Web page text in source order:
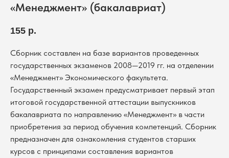
«Менеджмент» (бакалавриат)
155 р.
Сборник составлен на базе вариантов проведенных
государственных экзаменов 2008—2019 гг. на отделении
«Менеджмент» Экономического факультета.
Государственный экзамен предусматривает первый этап
итоговой государственной аттестации выпускников
бакалавриата по направлению «Менеджмент» в части
приобретения за период обучения компетенций. Сборник
предназначен для ознакомления студентов старших
курсов с принципами составления вариантов